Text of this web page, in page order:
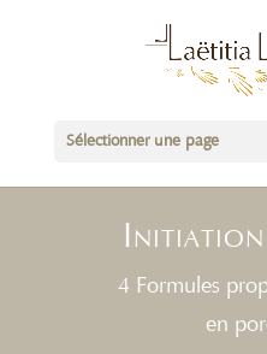
Sélectionner une page
4 Formules
en